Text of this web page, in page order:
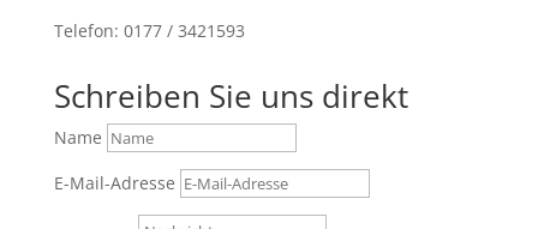
Telefon: 0177 / 3421593
Schreiben Sie uns direkt
Name
E-Mail-Adresse